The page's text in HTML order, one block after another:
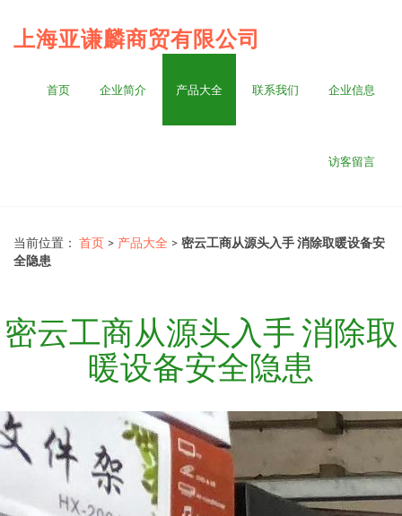
上海亚谦麟商贸有限公司
首页 企业简介 产品大全 联系我们 企业信息
访客留言
当前位置： 首页 > 产品大全 > 密云工商从源头入手 消除取暖设备安
全隐患
密云工商从源头入手 消除取
暖设备安全隐患